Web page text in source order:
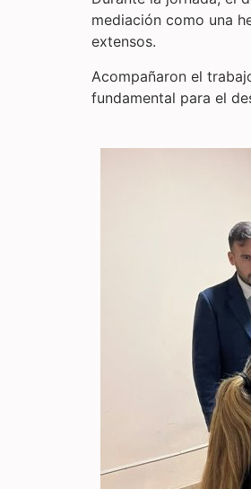
mediación como una
extensos.
Acompañaron el
fundamental para el